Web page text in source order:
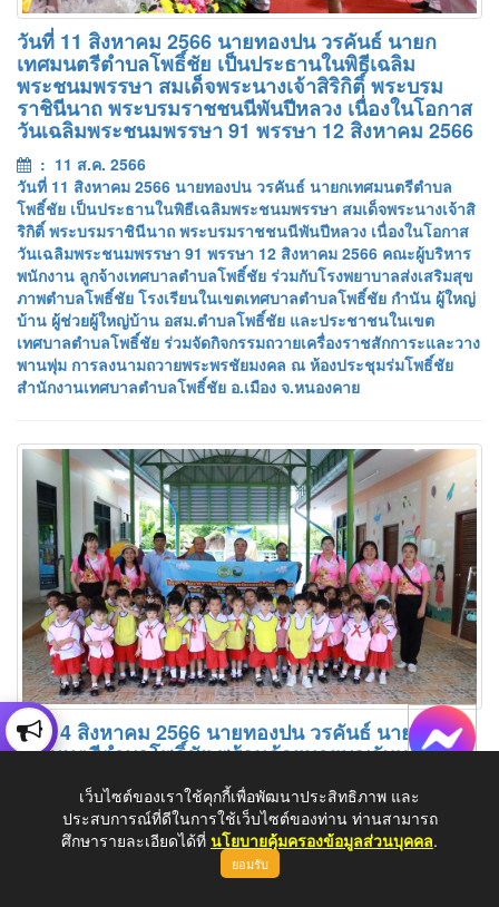
วันที่ 11 สิงหาคม 2566 นายทองปน วรคันธ์ นายก
เทศมนตรีตำบลโพธิ์ชัย เป็นประธานในพิธีเฉลิม
พระชนมพรรษา สมเด็จพระนางเจ้าสิริกิติ์ พระบรม
ราชินีนาถ พระบรมราชชนนีพันปีหลวง เนื่องในโอกาส
วันเฉลิมพระชนมพรรษา 91 พรรษา 12 สิงหาคม 2566
: 11 ส.ค. 2566
วันที่ 11 สิงหาคม 2566 นายทองปน วรคันธ์ นายกเทศมนตรีตำบล
โพธิ์ชัย เป็นประธานในพิธีเฉลิมพระชนมพรรษา สมเด็จพระนางเจ้าสิ
ริกิติ์ พระบรมราชินีนาถ พระบรมราชชนนีพันปีหลวง เนื่องในโอกาส
วันเฉลิมพระชนมพรรษา 91 พรรษา 12 สิงหาคม 2566 คณะผู้บริหาร
พนักงาน ลูกจ้างเทศบาลตำบลโพธิ์ชัย ร่วมกับโรงพยาบาลส่งเสริมสุข
ภาพตำบลโพธิ์ชัย โรงเรียนในเขตเทศบาลตำบลโพธิ์ชัย กำนัน ผู้ใหญ่
บ้าน ผู้ช่วยผู้ใหญ่บ้าน อสม.ตำบลโพธิ์ชัย และประชาชนในเขต
เทศบาลตำบลโพธิ์ชัย ร่วมจัดกิจกรรมถวายเครื่องราชสักการะและวาง
พานพุ่ม การลงนามถวายพระพรชัยมงคล ณ ห้องประชุมร่มโพธิ์ชัย
สำนักงานเทศบาลตำบลโพธิ์ชัย อ.เมือง จ.หนองคาย
วันที่ 4 สิงหาคม 2566 นายทองปน วรคันธ์ นายก
เทศมนตรีตำบลโพธิ์ชัย พร้อมด้วยนายบุญจันทร์ พานุ
เด็กเล็กเทศบาลตำบลโพธิ์ชัยเข้าร่วมโครงการส่งเสริม
พัฒนาการและเตรียมความพร้อมของเด็กด้วยการ
ศึกษาแหล่งเรียนรู้นอกสถานที่
เว็บไซต์ของเราใช้คุกกี้เพื่อพัฒนาประสิทธิภาพ และ
ประสบการณ์ที่ดีในการใช้เว็บไซต์ของท่าน ท่านสามารถ
ศึกษารายละเอียดได้ที่ นโยบายคุ้มครองข้อมูลส่วนบุคคล.
ยอมรับ